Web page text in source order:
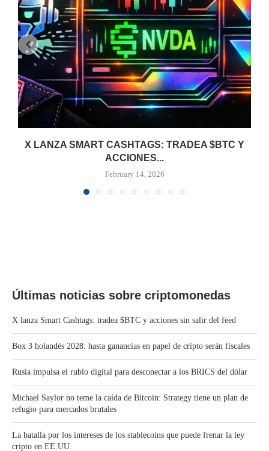
X LANZA SMART CASHTAGS: TRADEA $BTC Y
ACCIONES...
February 14, 2026
Últimas noticias sobre criptomonedas
X lanza Smart Cashtags: tradea $BTC y acciones sin salir del feed
Box 3 holandés 2028: hasta ganancias en papel de cripto serán fiscales
Rusia impulsa el rublo digital para desconectar a los BRICS del dólar
Michael Saylor no teme la caída de Bitcoin: Strategy tiene un plan de
refugio para mercados brutales
La batalla por los intereses de los stablecoins que puede frenar la ley
cripto en EE.UU.